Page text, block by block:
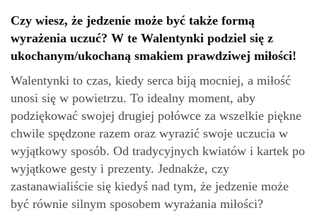
Czy wiesz, że jedzenie może być także formą
wyrażenia uczuć? W te Walentynki podziel się z
ukochanym/ukochaną smakiem prawdziwej miłości!
Walentynki to czas, kiedy serca biją mocniej, a miłość
unosi się w powietrzu. To idealny moment, aby
podziękować swojej drugiej połówce za wszelkie piękne
chwile spędzone razem oraz wyrazić swoje uczucia w
wyjątkowy sposób. Od tradycyjnych kwiatów i kartek po
wyjątkowe gesty i prezenty. Jednakże, czy
zastanawialiście się kiedyś nad tym, że jedzenie może
być równie silnym sposobem wyrażania miłości?